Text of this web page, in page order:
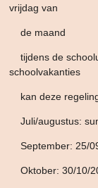
vrijdag van
de maand
tijdens de
schoolvakanties
kan deze
Juli/augustus:
September: 25/
Oktober: 30/10/